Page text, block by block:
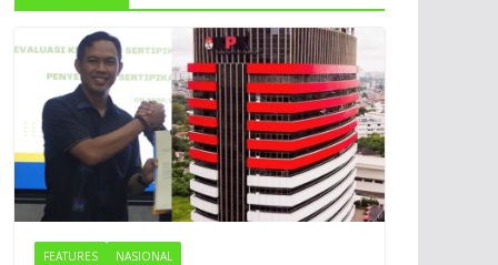
FEATURES NASIONAL